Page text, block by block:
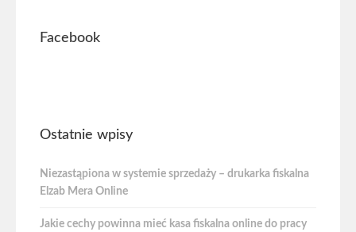
Facebook
Ostatnie wpisy
Niezastąpiona w systemie sprzedaży – drukarka fiskalna
Elzab Mera Online
Jakie cechy powinna mieć kasa fiskalna online do pracy